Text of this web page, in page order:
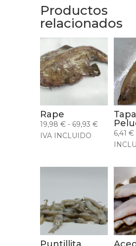
Productos
relacionados
Rape
19,98 € - 69,93 €Rango
precios:
19,98 €
69,93 €
IVA INCLUIDO 6,41 €